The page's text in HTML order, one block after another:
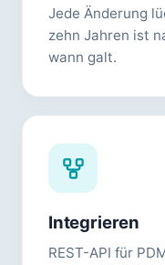
Jede Änderung
zehn Jahren ist
wann galt.
Integrieren
REST-API für